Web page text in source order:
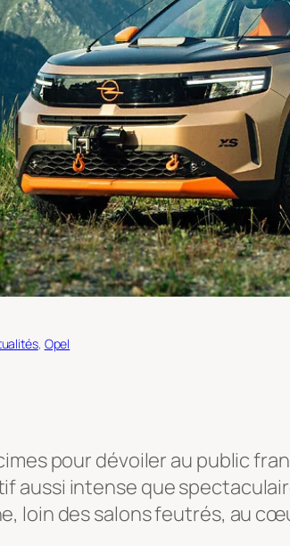
, Opel
pour dévoiler au public
aussi intense que
loin des salons feutrés, au